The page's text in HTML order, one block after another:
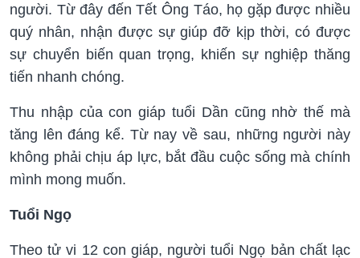
người. Từ đây đến Tết Ông Táo, họ gặp được nhiều
quý nhân, nhận được sự giúp đỡ kịp thời, có được
sự chuyển biến quan trọng, khiến sự nghiệp thăng
tiến nhanh chóng.
Thu nhập của con giáp tuổi Dần cũng nhờ thế mà
tăng lên đáng kể. Từ nay về sau, những người này
không phải chịu áp lực, bắt đầu cuộc sống mà chính
mình mong muốn.
Tuổi Ngọ
Theo tử vi 12 con giáp, người tuổi Ngọ bản chất lạc